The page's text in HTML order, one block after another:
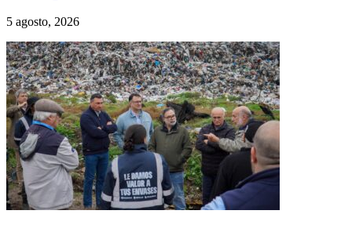
5 agosto, 2026